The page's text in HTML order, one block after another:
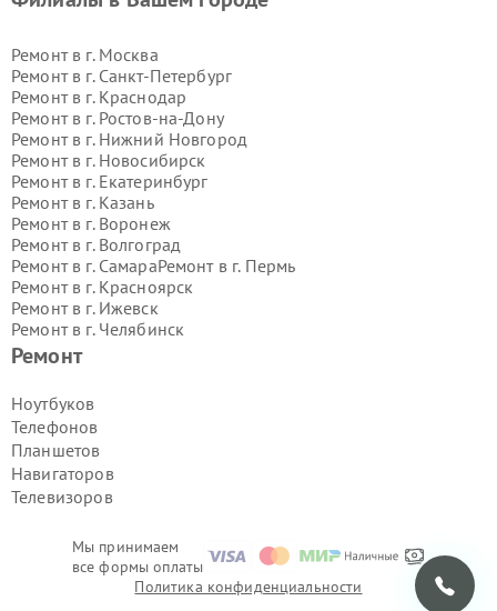
Мы принимаем
все формы оплаты
Ремонт
Ноутбуков
Телефонов
Планшетов
Навигаторов
Телевизоров
Ремонт в г. Москва
Ремонт в г. Санкт-Петербург
Ремонт в г. Краснодар
Ремонт в г. Ростов-на-Дону
Ремонт в г. Нижний Новгород
Ремонт в г. Новосибирск
Ремонт в г. Екатеринбург
Ремонт в г. Казань
Ремонт в г. Воронеж
Ремонт в г. Волгоград
Ремонт в г. СамараРемонт в г. Пермь
Ремонт в г. Красноярск
Ремонт в г. Ижевск
Ремонт в г. Челябинск
Ремонт в г.
Ремонт в г.
Ремонт в г.
Ремонт в г.
Ремонт в г.Тольятти
Ремонт в г.Хабаровск
Ремонт в г.Томск
Ремонт в г. Киров
Ремонт в г. Архангельск
Астрахань
Политика конфиденциальности